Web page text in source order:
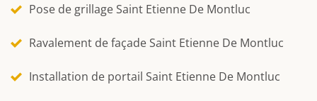
Pose de grillage Saint Etienne De Montluc
Ravalement de façade Saint Etienne De Montluc
Installation de portail Saint Etienne De Montluc